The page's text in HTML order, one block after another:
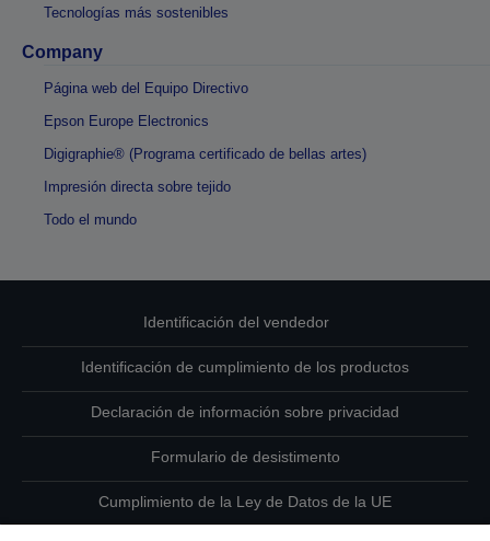
Tecnologías más sostenibles
Company
Página web del Equipo Directivo
Epson Europe Electronics
Digigraphie® (Programa certificado de bellas artes)
Impresión directa sobre tejido
Todo el mundo
Identificación del vendedor
Identificación de cumplimiento de los productos
Declaración de información sobre privacidad
Formulario de desistimento
Cumplimiento de la Ley de Datos de la UE